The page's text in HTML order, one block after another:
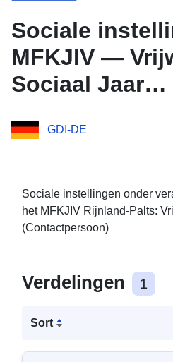
Sociale
MFKJIV —
Sociaal Jaar
API Functies
GDI-DE
Sociale instellingen onder
het MFKJIV Rijnland-Palts:
(Contactpersoon)
Verdelingen 1
Sort